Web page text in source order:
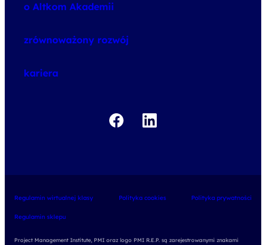
o Altkom Akademii
zrównoważony rozwój
kariera
Regulamin wirtualnej klasy Polityka cookies Polityka prywatności
Regulamin sklepu
Project Management Institute, PMI oraz logo PMI R.E.P. są zarejestrowanymi znakami